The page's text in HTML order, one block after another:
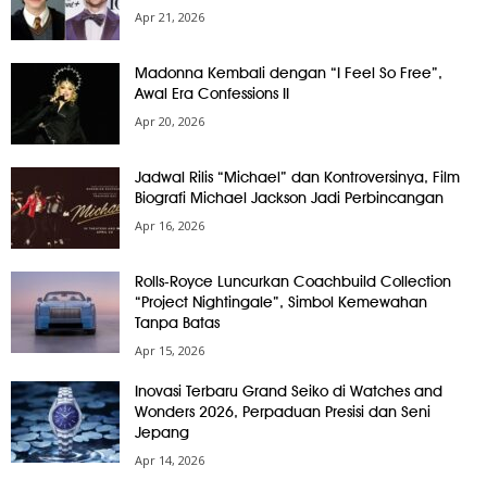
Apr 21, 2026
Madonna Kembali dengan “I Feel So Free”,
Awal Era Confessions II
Apr 20, 2026
Jadwal Rilis “Michael” dan Kontroversinya, Film
Biografi Michael Jackson Jadi Perbincangan
Apr 16, 2026
Rolls-Royce Luncurkan Coachbuild Collection
“Project Nightingale”, Simbol Kemewahan
Tanpa Batas
Apr 15, 2026
Inovasi Terbaru Grand Seiko di Watches and
Wonders 2026, Perpaduan Presisi dan Seni
Jepang
Apr 14, 2026